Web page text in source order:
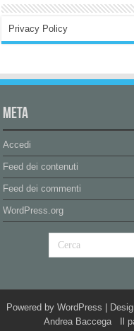
Privacy Policy
Meta
Accedi
Feed dei contenuti
Feed dei commenti
WordPress.org
Powered by WordPress |
Andrea Baccega Il